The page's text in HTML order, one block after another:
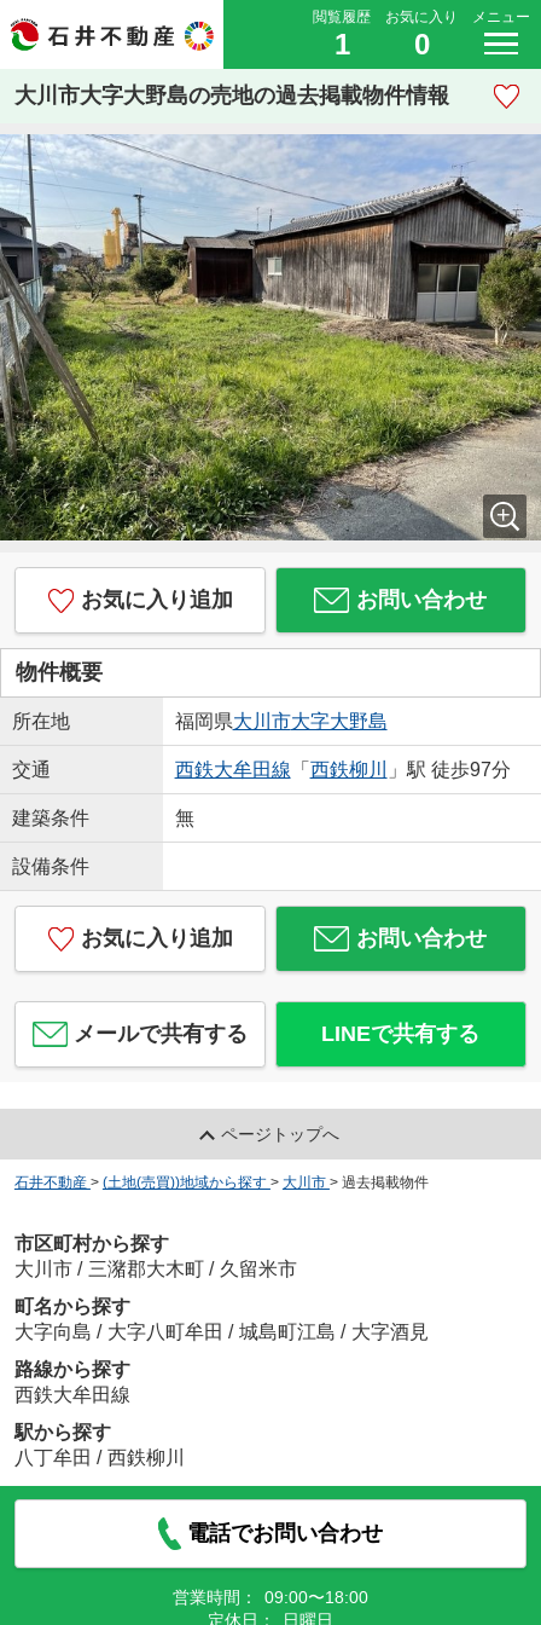
閲覧履歴
1
お気に入り
0
メニュー
大川市大字大野島の売地の過去掲載物件情報
お気に入り追加 お問い合わせ
物件概要
所在地 福岡県大川市大字大野島
交通 西鉄大牟田線 「 西鉄柳川 」駅 徒歩97分
建築条件 無
設備条件
お気に入り追加 お問い合わせ
メールで共有する LINEで共有する
ページトップへ
石井不動産 > (土地(売買))地域から探す > 大川市 > 過去掲載物件
市区町村から探す
大川市 / 三潴郡大木町 / 久留米市
町名から探す
大字向島 / 大字八町牟田 / 城島町江島 / 大字酒見
路線から探す
西鉄大牟田線
駅から探す
八丁牟田 / 西鉄柳川
電話でお問い合わせ
営業時間：
09:00〜18:00
定休日：
日曜日